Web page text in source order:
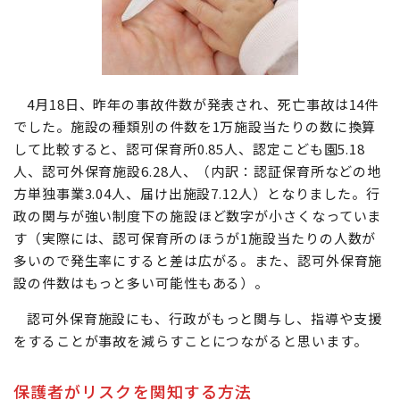
4月18日、昨年の事故件数が発表され、死亡事故は14件
でした。施設の種類別の件数を1万施設当たりの数に換算
して比較すると、認可保育所0.85人、認定こども園5.18
人、認可外保育施設6.28人、（内訳：認証保育所などの地
方単独事業3.04人、届け出施設7.12人）となりました。行
政の関与が強い制度下の施設ほど数字が小さくなっていま
す（実際には、認可保育所のほうが1施設当たりの人数が
多いので発生率にすると差は広がる。また、認可外保育施
設の件数はもっと多い可能性もある）。
認可外保育施設にも、行政がもっと関与し、指導や支援
をすることが事故を減らすことにつながると思います。
保護者がリスクを関知する方法